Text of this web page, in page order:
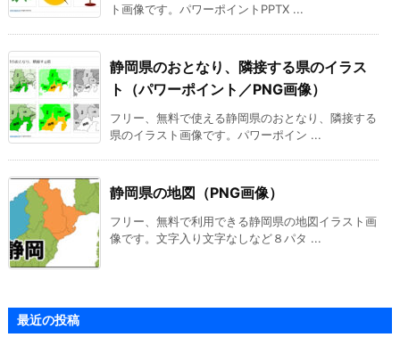
ト画像です。パワーポイントPPTX ...
静岡県のおとなり、隣接する県のイラス
ト（パワーポイント／PNG画像）
フリー、無料で使える静岡県のおとなり、隣接する
県のイラスト画像です。パワーポイン ...
静岡県の地図（PNG画像）
フリー、無料で利用できる静岡県の地図イラスト画
像です。文字入り文字なしなど８パタ ...
最近の投稿